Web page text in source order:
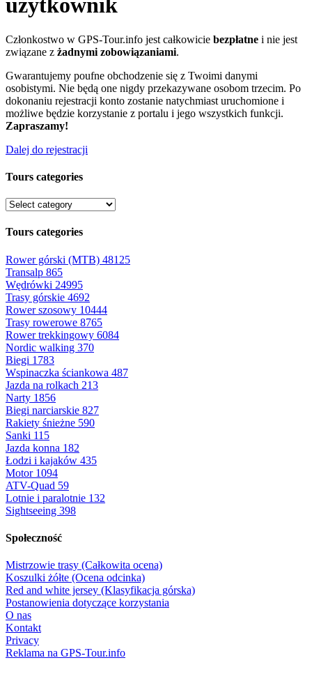
Członkostwo w GPS-Tour.info jest całkowicie bezpłatne i nie jest
związane z żadnymi zobowiązaniami.
Gwarantujemy poufne obchodzenie się z Twoimi danymi
osobistymi. Nie będą one nigdy przekazywane osobom trzecim. Po
dokonaniu rejestracji konto zostanie natychmiast uruchomione i
możliwe będzie korzystanie z portalu i jego wszystkich funkcji.
Zapraszamy!
Dalej do rejestracji
Tours categories
Tours categories
Rower górski (MTB) 48125
Transalp 865
Wędrówki 24995
Trasy górskie 4692
Rower szosowy 10444
Trasy rowerowe 8765
Rower trekkingowy 6084
Nordic walking 370
Biegi 1783
Wspinaczka ściankowa 487
Jazda na rolkach 213
Narty 1856
Biegi narciarskie 827
Rakiety śnieżne 590
Sanki 115
Jazda konna 182
Łodzi i kajaków 435
Motor 1094
ATV-Quad 59
Lotnie i paralotnie 132
Sightseeing 398
Społeczność
Mistrzowie trasy (Całkowita ocena)
Koszulki żółte (Ocena odcinka)
Red and white jersey (Klasyfikacja górska)
Postanowienia dotyczące korzystania
O nas
Kontakt
Privacy
Reklama na GPS-Tour.info